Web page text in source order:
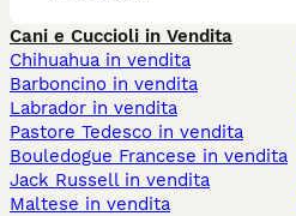
Cani e Cuccioli in Vendita
Chihuahua in vendita
Barboncino in vendita
Labrador in vendita
Pastore Tedesco in vendita
Bouledogue Francese in vendita
Jack Russell in vendita
Maltese in vendita